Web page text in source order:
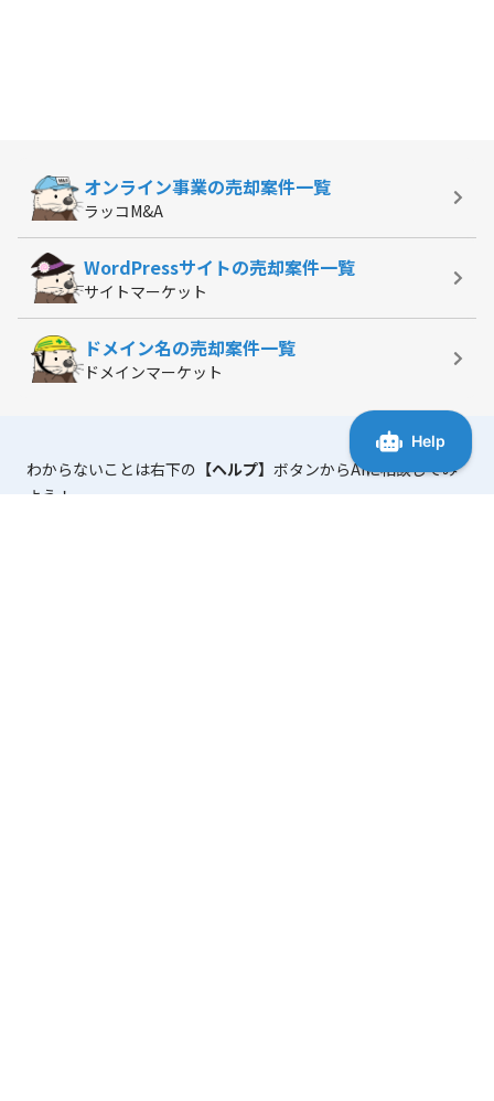
オンライン事業の売却案件一覧
ラッコM&A
WordPressサイトの売却案件一覧
サイトマーケット
ドメイン名の売却案件一覧
ドメインマーケット
わからないことは右下の 【ヘルプ】 ボタンからAIに相談してみ
よう！